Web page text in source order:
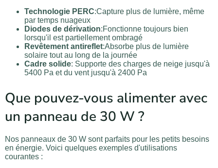
Technologie PERC:Capture plus de lumière, même
par temps nuageux
Diodes de dérivation:Fonctionne toujours bien
lorsqu'il est partiellement ombragé
Revêtement antireflet:Absorbe plus de lumière
solaire tout au long de la journée
Cadre solide: Supporte des charges de neige jusqu'à
5400 Pa et du vent jusqu'à 2400 Pa
Que pouvez-vous alimenter avec
un panneau de 30 W ?
Nos panneaux de 30 W sont parfaits pour les petits besoins
en énergie. Voici quelques exemples d'utilisations
courantes :